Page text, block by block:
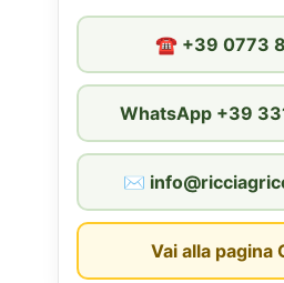
☎︎ +39 0773
WhatsApp +39
✉︎
Vai alla pagina